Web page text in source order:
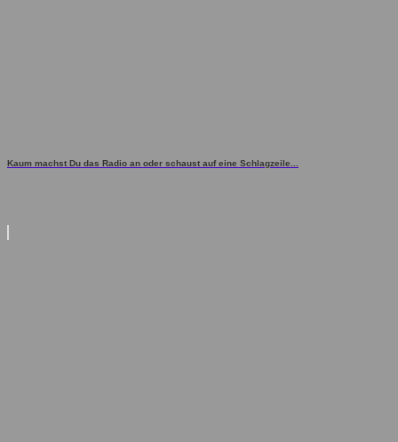
Kaum machst Du das Radio an oder schaust auf eine Schlagzeile...